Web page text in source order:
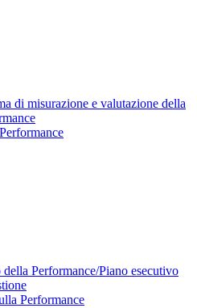
di misurazione e valutazione della
della Performance/Piano esecutivo
Performance